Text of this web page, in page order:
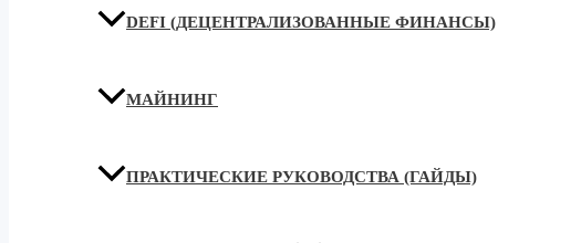
DEFI (ДЕЦЕНТРАЛИЗОВАННЫЕ ФИНАНСЫ)
МАЙНИНГ
ПРАКТИЧЕСКИЕ РУКОВОДСТВА (ГАЙДЫ)